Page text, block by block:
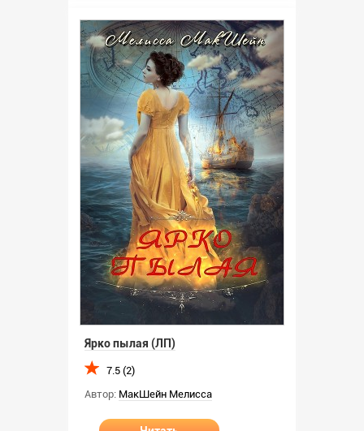
Ярко пылая (ЛП)
7.5 (2)
Автор: МакШейн Мелисса